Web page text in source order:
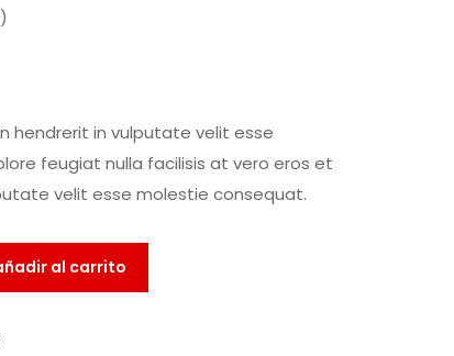
hendrerit in vulputate velit esse
feugiat nulla facilisis at vero eros et
velit esse molestie consequat.
al carrito